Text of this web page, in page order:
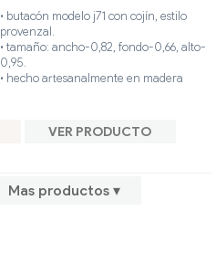
• butacón modelo j71 con cojín, estilo
provenzal.
• tamaño: ancho-0,82, fondo-0,66, alto-
0,95.
• hecho artesanalmente en madera
VER PRODUCTO
Mas productos ▾